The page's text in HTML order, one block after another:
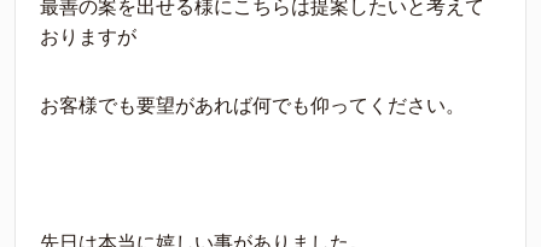
最善の案を出せる様にこちらは提案したいと考えて
おりますが
お客様でも要望があれば何でも仰ってください。
先日は本当に嬉しい事がありました。